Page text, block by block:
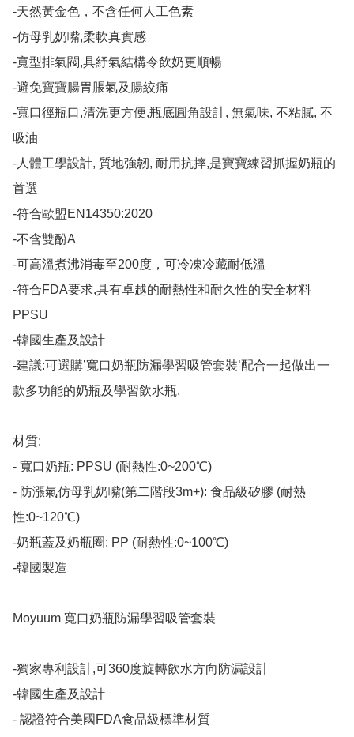
-天然黃金色，不含任何人工色素
-仿母乳奶嘴,柔軟真實感
-寬型排氣閥,具紓氣結構令飲奶更順暢
-避免寶寶腸胃脹氣及腸絞痛
-寬口徑瓶口,清洗更方便,瓶底圓角設計, 無氣味, 不粘膩, 不
吸油
-人體工學設計, 質地強韌, 耐用抗摔,是寶寶練習抓握奶瓶的
首選
-符合歐盟EN14350:2020
-不含雙酚A
-可高溫煮沸消毒至200度，可冷凍冷藏耐低溫
-符合FDA要求,具有卓越的耐熱性和耐久性的安全材料
PPSU
-韓國生產及設計
-建議:可選購’寬口奶瓶防漏學習吸管套裝’配合一起做出一
款多功能的奶瓶及學習飲水瓶.
材質:
- 寬口奶瓶: PPSU (耐熱性:0~200℃)
- 防漲氣仿母乳奶嘴(第二階段3m+): 食品級矽膠 (耐熱
性:0~120℃)
-奶瓶蓋及奶瓶圈: PP (耐熱性:0~100℃)
-韓國製造​
Moyuum 寬口奶瓶防漏學習吸管套裝
-獨家專利設計,可360度旋轉飲水方向防漏設計
-韓國生產及設計
- 認證符合美國FDA食品級標準材質